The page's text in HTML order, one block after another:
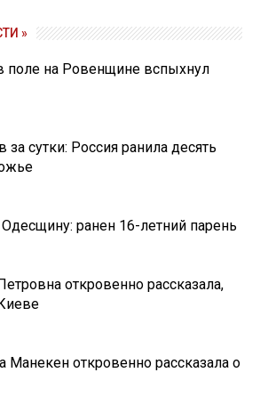
»
поле на Ровенщине вспыхнул
за сутки: Россия ранила десять
Одесщину: ранен 16-летний парень
откровенно рассказала,
откровенно рассказала о